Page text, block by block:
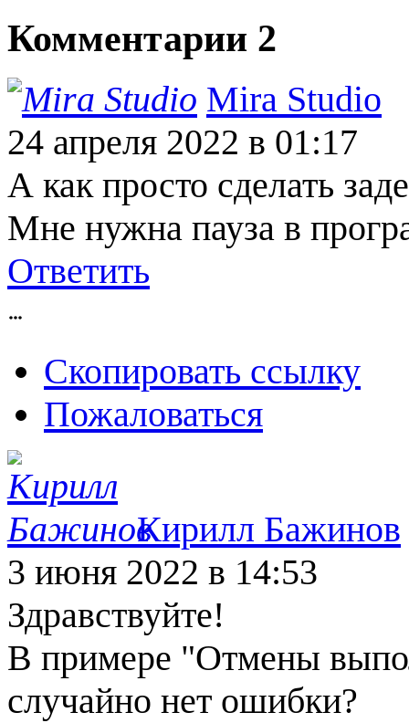
Комментарии 2
Mira Studio
24 апреля 2022 в 01:17
А как просто сделать
Мне нужна пауза в
Ответить
Скопировать ссылку
Пожаловаться
Кирилл Бажинов
3 июня 2022 в 14:53
Здравствуйте!
В примере "Отмены
случайно нет ошибки?